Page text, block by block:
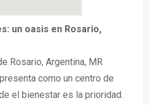
un oasis en Rosario,
Rosario, Argentina, MR
como un centro de
el bienestar es la prioridad.